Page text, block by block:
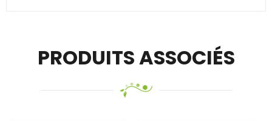
PRODUITS ASSOCIÉS